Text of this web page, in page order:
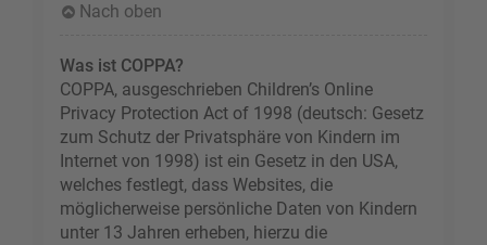
Nach oben
Was ist COPPA?
COPPA, ausgeschrieben Children’s Online
Privacy Protection Act of 1998 (deutsch: Gesetz
zum Schutz der Privatsphäre von Kindern im
Internet von 1998) ist ein Gesetz in den USA,
welches festlegt, dass Websites, die
möglicherweise persönliche Daten von Kindern
unter 13 Jahren erheben, hierzu die